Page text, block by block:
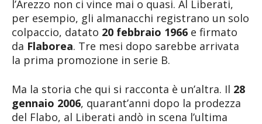
l’Arezzo non ci vince mai o quasi. Al Liberati,
per esempio, gli almanacchi registrano un solo
colpaccio, datato 20 febbraio 1966 e firmato
da Flaborea. Tre mesi dopo sarebbe arrivata
la prima promozione in serie B.
Ma la storia che qui si racconta è un’altra. Il 28
gennaio 2006, quarant’anni dopo la prodezza
del Flabo, al Liberati andò in scena l’ultima